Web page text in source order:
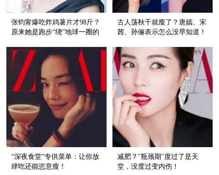
张钧甯爆吃炸鸡薯片才98斤？
原来她是跑步“绕”地球一圈的
古人荡秋千就瘦了？唐嫣、宋
茜、孙俪表示怎么没早知道！
“深夜食堂”专供菜单：让你放
肆吃还能恣意瘦！
减肥？"瓶颈期"度过了是天
堂，没度过变内伤！